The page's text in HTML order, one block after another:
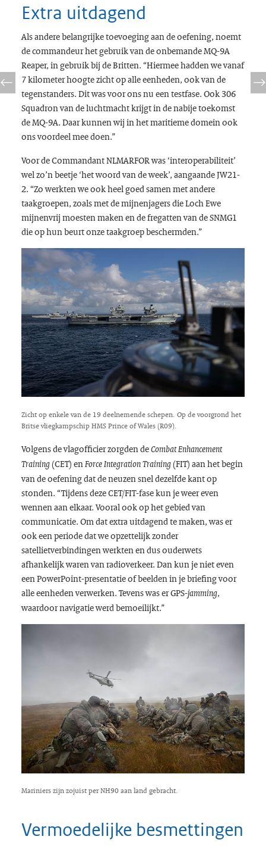
Extra uitdagend
Als andere belangrijke toevoeging aan de oefening, noemt
de commandeur het gebruik van de onbemande MQ-9A
Reaper, in gebruik bij de Britten. “Hiermee hadden we vanaf
7 kilometer hoogte zicht op alle eenheden, ook van de
tegenstanders. Dit was voor ons nu een testfase. Ook 306
Squadron van de luchtmacht krijgt in de nabije toekomst
de MQ-9A. Daar kunnen wij in het maritieme domein ook
ons voordeel mee doen.”
Voor de Commandant NLMARFOR was ‘interoperabiliteit’
wel zo’n beetje ‘het woord van de week’, aangaande JW21-
2. “Zo werkten we ook heel goed samen met andere
taakgroepen, zoals met de mijnenjagers die Loch Ewe
mijnenvrij moesten maken en de fregatten van de SNMG1
die op hun beurt onze taakgroep beschermden.”
Zicht op enkele van de 19 deelnemende schepen. Op de voorgrond het
Britse vliegkampschip HMS Prince of Wales (R09).
Volgens de vlagofficier zorgden deCombat Enhancement
Training(CET) en Force Integration Training (FIT) aan het begin
van de oefening dat de neuzen snel dezelfde kant op
stonden. “Tijdens deze CET/FIT-fase kun je weer even
wennen aan elkaar. Vooral ook op het gebied van
communicatie. Om dat extra uitdagend te maken, was er
ook een periode dat we opzettelijk zonder
satellietverbindingen werkten en dus ouderwets
afhankelijk waren van radioverkeer. Dan kun je niet even
een PowerPoint-presentatie of beelden in je briefing voor
alle eenheden verwerken. Tevens was er GPS-jamming,
waardoor navigatie werd bemoeilijkt.”
Mariniers zijn zojuist per NH90 aan land gebracht.
Vermoedelijke besmettingen